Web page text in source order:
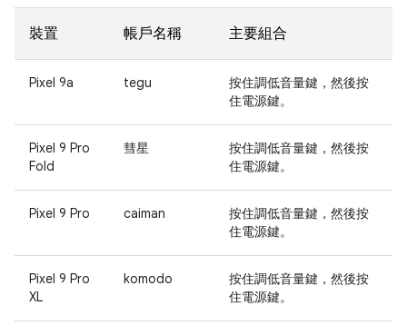
裝置 帳戶名稱 主要組合
Pixel 9a tegu 按住調低音量鍵，然後按
住電源鍵。
Pixel 9 Pro
Fold
彗星 按住調低音量鍵，然後按
住電源鍵。
Pixel 9 Pro caiman 按住調低音量鍵，然後按
住電源鍵。
Pixel 9 Pro
XL
komodo 按住調低音量鍵，然後按
住電源鍵。